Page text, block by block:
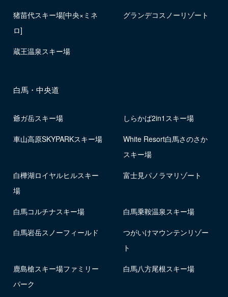
猪苗代スキー場[中央×ミネ
ロ]
グランデコスノーリゾート
蔵王温泉スキー場
白馬・中央道
爺ガ岳スキー場 しらかば2in1スキー場
車山高原SKYPARKスキー場
White Resort白馬さのさか
スキー場
白樺湖ロイヤルヒルスキー
場
富士見パノラマリゾート
白馬コルチナスキー場 白馬乗鞍温泉スキー場
白馬岩岳スノーフィールド
つがいけマウンテンリゾー
ト
鹿島槍スキー場ファミリー
パーク
白馬八方尾根スキー場